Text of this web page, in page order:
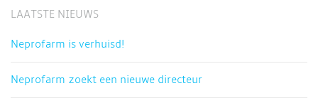
LAATSTE NIEUWS
Neprofarm is verhuisd!
Neprofarm zoekt een nieuwe directeur